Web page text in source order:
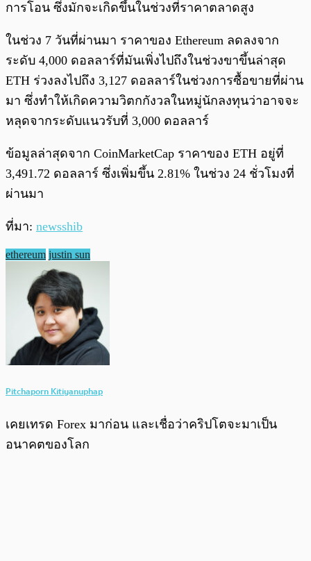
การโอน ซึ่งมักจะเกิดขึ้นในช่วงที่ราคาตลาดสูง
ในช่วง 7 วันที่ผ่านมา ราคาของ Ethereum ลดลงจาก
ระดับ 4,000 ดอลลาร์ที่มันเพิ่งไปถึงในช่วงขาขึ้นล่าสุด
ETH ร่วงลงไปถึง 3,127 ดอลลาร์ในช่วงการซื้อขายที่ผ่าน
มา ซึ่งทำให้เกิดความวิตกกังวลในหมู่นักลงทุนว่าอาจจะ
หลุดจากระดับแนวรับที่ 3,000 ดอลลาร์
ข้อมูลล่าสุดจาก CoinMarketCap ราคาของ ETH อยู่ที่
3,491.72 ดอลลาร์ ซึ่งเพิ่มขึ้น 2.81% ในช่วง 24 ชั่วโมงที่
ผ่านมา
ที่มา: newsshib
ethereum justin sun
Pitchaporn Kitiyanuphap
เคยเทรด Forex มาก่อน และเชื่อว่าคริปโตจะมาเป็น
อนาคตของโลก